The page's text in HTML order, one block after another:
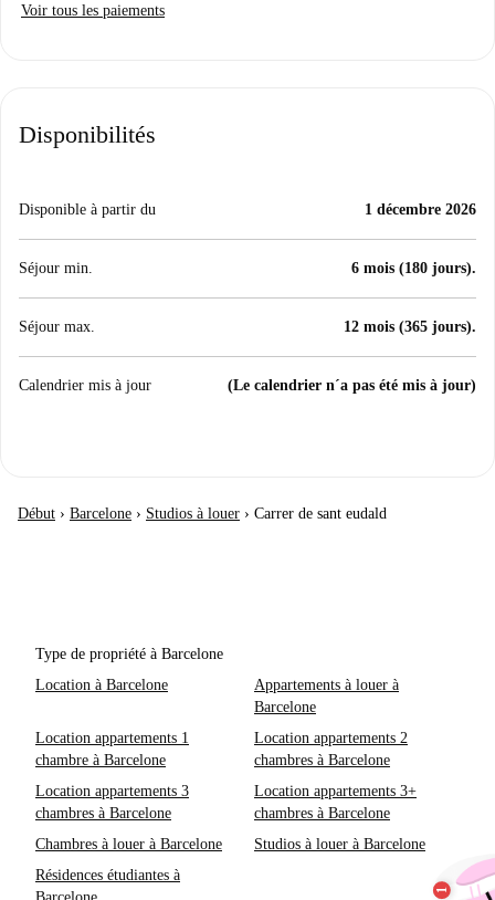
Voir tous les paiements
Disponibilités
Disponible à partir du 1 décembre 2026
Séjour min. 6 mois (180 jours).
Séjour max. 12 mois (365 jours).
Calendrier mis à jour (Le calendrier n´a pas été mis à jour)
Début › Barcelone › Studios à louer › Carrer de sant eudald
Type de propriété à Barcelone
Location à Barcelone
Appartements à louer à
Barcelone
Location appartements 1
chambre à Barcelone
Location appartements 2
chambres à Barcelone
Location appartements 3
chambres à Barcelone
Location appartements 3+
chambres à Barcelone
Chambres à louer à Barcelone
Studios à louer à Barcelone
Résidences étudiantes à